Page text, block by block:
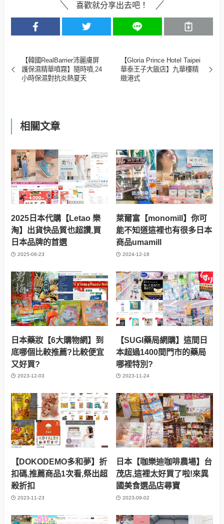
喜歡就分享出去吧！
【韓國RealBarrier沛麗膚屏
護保濕精華噴霧】隨時噴,24
小時保濕對抗炎熱夏天
【Gloria Prince Hotel Taipei
華泰王子大飯店】九華樓精
緻港式
相關文章
2025日本代購【Letao 樂
淘】出貨快品質也超讚,買
日本品牌的首選
2025-06-23
萊爾富【monomill】你可
能不知道這裡也有很多日本
商品umamill
2024-12-18
日本藥妝【6大購物網】到
底哪個比較推薦?比較便宜
又好買?
2023-12-03
【SUGI藥局網購】這間日
本超過1400間門市的藥局
哪裡特別?
2023-11-24
【DOKODEMO多和夢】折
扣碼,推薦商品1次看,祭出超
殺折扣
2023-11-23
日本【咖樂迪咖啡農場】台
茂店,這裡太好買了啦!來異
國美食選品店尋寶
2023-09-02